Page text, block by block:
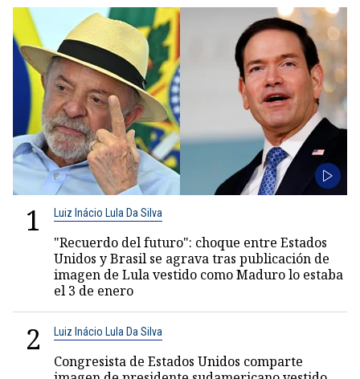
1 Luiz Inácio Lula Da Silva
"Recuerdo del futuro": choque entre Estados
Unidos y Brasil se agrava tras publicación de
imagen de Lula vestido como Maduro lo estaba
el 3 de enero
2 Luiz Inácio Lula Da Silva
Congresista de Estados Unidos comparte